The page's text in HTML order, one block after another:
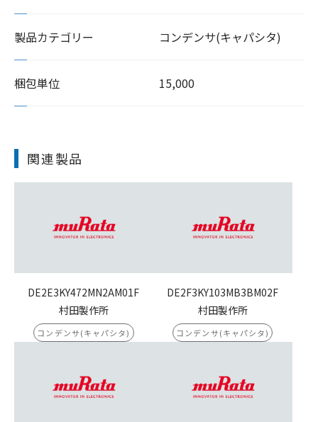
製品カテゴリー コンデンサ(キャパシタ)
梱包単位 15,000
関連製品
DE2E3KY472MN2AM01F
村田製作所
コンデンサ(キャパシタ)
DE2F3KY103MB3BM02F
村田製作所
コンデンサ(キャパシタ)